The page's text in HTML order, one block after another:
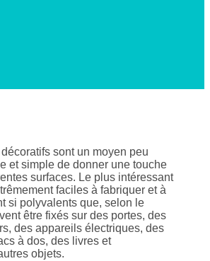
sont un moyen peu
et simple de donner une touche
surfaces. Le plus intéressant
faciles à fabriquer et à
si polyvalents que, selon le
être fixés sur des portes, des
des appareils électriques, des
à dos, des livres et
objets.